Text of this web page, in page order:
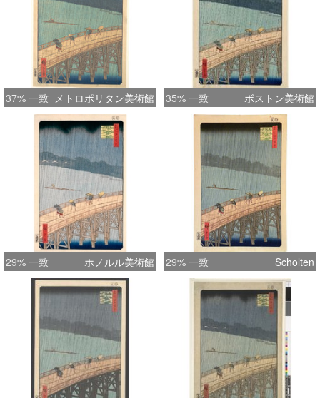
37% 一致 メトロポリタン美術館 35% 一致 ボストン美術館
29% 一致 ホノルル美術館 29% 一致 Scholten